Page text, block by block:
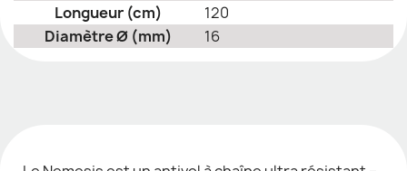
Longueur (cm)
120
Diamètre Ø (mm)
16